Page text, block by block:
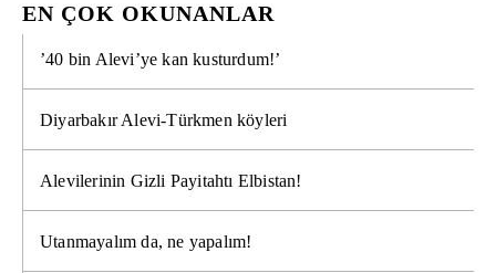
EN ÇOK OKUNANLAR
’40 bin Alevi’ye kan kusturdum!’
Diyarbakır Alevi-Türkmen köyleri
Alevilerinin Gizli Payitahtı Elbistan!
Utanmayalım da, ne yapalım!